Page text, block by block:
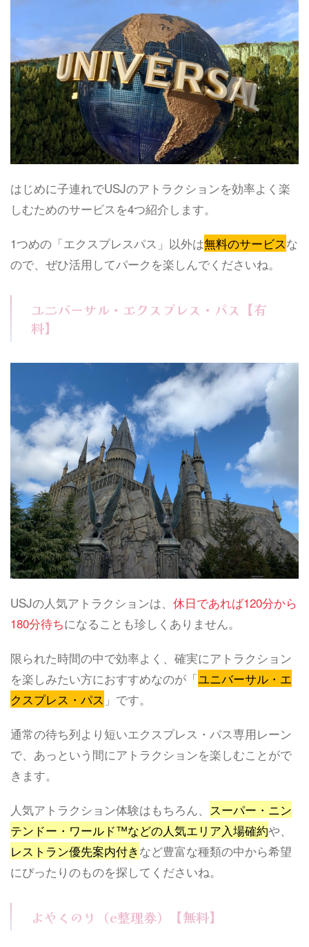
はじめに子連れでUSJのアトラクションを効率よく楽
しむためのサービスを4つ紹介します。
1つめの「エクスプレスパス」以外は無料のサービスな
ので、ぜひ活用してパークを楽しんでくださいね。
ユニバーサル・エクスプレス・パス【有
料】
USJの人気アトラクションは、 休日であれば120分から
180分待ちになることも珍しくありません。
限られた時間の中で効率よく、確実にアトラクション
を楽しみたい方におすすめなのが「ユニバーサル・エ
クスプレス・パス 」です。
通常の待ち列より短いエクスプレス・パス専用レーン
で、あっという間にアトラクションを楽しむことがで
きます。
人気アトラクション体験はもちろん、 スーパー・ニン
テンドー・ワールド™️などの人気エリア入場確約や、
レストラン優先案内付きなど豊富な種類の中から希望
にぴったりのものを探してくださいね。
よやくのり（e整理券）【無料】